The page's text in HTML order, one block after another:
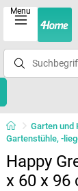
Menu
Garten und
Gartenstühle, -
Happy
x 60 x 96